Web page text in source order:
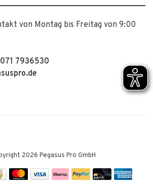
von Montag bis Freitag von 9:00
7936530
2026 Pegasus Pro GmbH